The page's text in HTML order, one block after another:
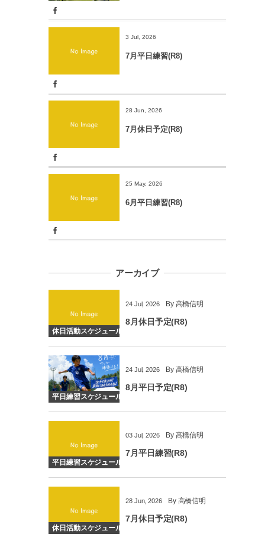
3 Jul, 2026
7月平日練習(R8)
28 Jun, 2026
7月休日予定(R8)
25 May, 2026
6月平日練習(R8)
アーカイブ
休日活動スケジュール
24 Jul,2026 By 高橋信明
8月休日予定(R8)
平日練習スケジュール
24 Jul,2026 By 高橋信明
8月平日予定(R8)
平日練習スケジュール
03 Jul,2026 By 高橋信明
7月平日練習(R8)
休日活動スケジュール
28 Jun,2026 By 高橋信明
7月休日予定(R8)